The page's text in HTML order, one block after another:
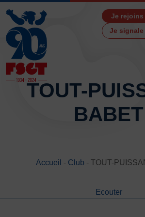
Je
Les Boutiques F.S.G.T
TOUT-
BABET
Accueil - Club - TOUT-
Ecouter